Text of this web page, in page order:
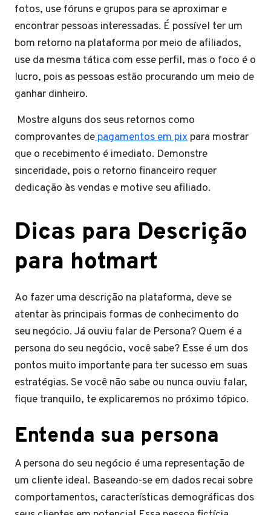
fotos, use fóruns e grupos para se aproximar e
encontrar pessoas interessadas. É possível ter um
bom retorno na plataforma por meio de afiliados,
use da mesma tática com esse perfil, mas o foco é o
lucro, pois as pessoas estão procurando um meio de
ganhar dinheiro.
Mostre alguns dos seus retornos como
comprovantes depagamentos em pix para mostrar
que o recebimento é imediato. Demonstre
sinceridade, pois o retorno financeiro requer
dedicação às vendas e motive seu afiliado.
Dicas para Descrição
para hotmart
Ao fazer uma descrição na plataforma, deve se
atentar às principais formas de conhecimento do
seu negócio. Já ouviu falar de Persona? Quem é a
persona do seu negócio, você sabe? Esse é um dos
pontos muito importante para ter sucesso em suas
estratégias. Se você não sabe ou nunca ouviu falar,
fique tranquilo, te explicaremos no próximo tópico.
Entenda sua persona
A persona do seu negócio é uma representação de
um cliente ideal. Baseando-se em dados recai sobre
comportamentos, características demográficas dos